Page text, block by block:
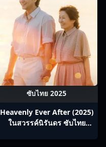
ซับไทย 2025
Heavenly Ever After (2025)
ในสวรรค์นิรันดร ซับไทย